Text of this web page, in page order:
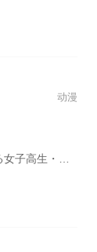
动漫
覆す、衝撃の展開が日本を襲う!!